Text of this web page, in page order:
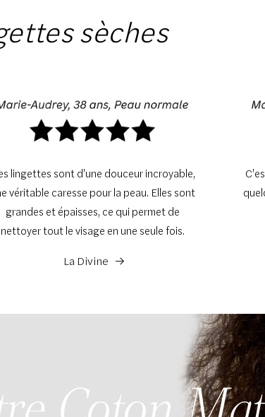
sèches
lingettes sont d'une douceur incroyable,
véritable caresse pour la peau. Elles sont
grandes et épaisses, ce qui permet de
nettoyer tout le visage en une seule fois.
La Divine